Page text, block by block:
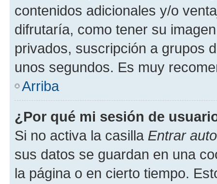
contenidos adicionales y/o
difrutaría, como tener su
privados, suscripción a grupos
unos segundos. Es muy
Arriba
¿Por qué mi sesión de
Si no activa la casilla Entrar
sus datos se guardan en una
la página o en cierto tiempo.